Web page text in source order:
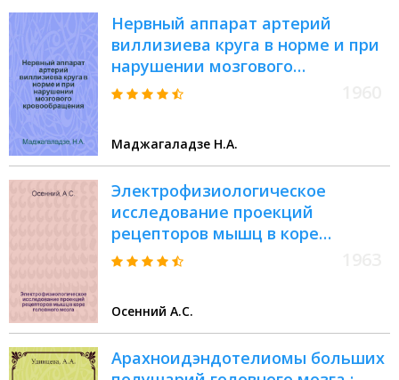
Нервный аппарат артерий
виллизиева круга в норме и при
нарушении мозгового
кровообращения : Автореферат
Маджагаладзе Н.А.
Электрофизиологическое
исследование проекций
рецепторов мышц в коре
головного мозга : Автореферат
Осенний А.С.
Арахноидэндотелиомы больших